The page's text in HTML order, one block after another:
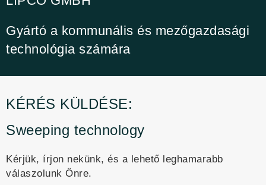
Gyártó a kommunális és mezőgazdasági
technológia számára
KÉRÉS KÜLDÉSE:
Sweeping technology
Kérjük, írjon nekünk, és a lehető leghamarabb
válaszolunk Önre.